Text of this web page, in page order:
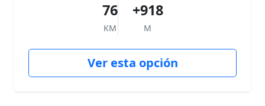
76
KM
+918
M
Ver esta opción